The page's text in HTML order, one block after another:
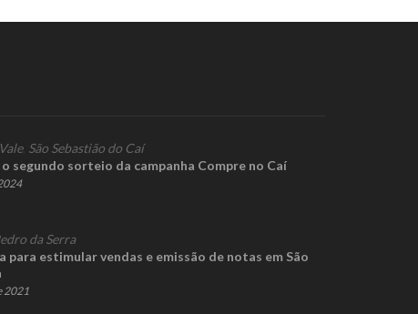
, São Sebastião do Caí
segundo sorteio da campanha Compre no Caí
da Serra
para estimular vendas e emissão de notas em São
2021